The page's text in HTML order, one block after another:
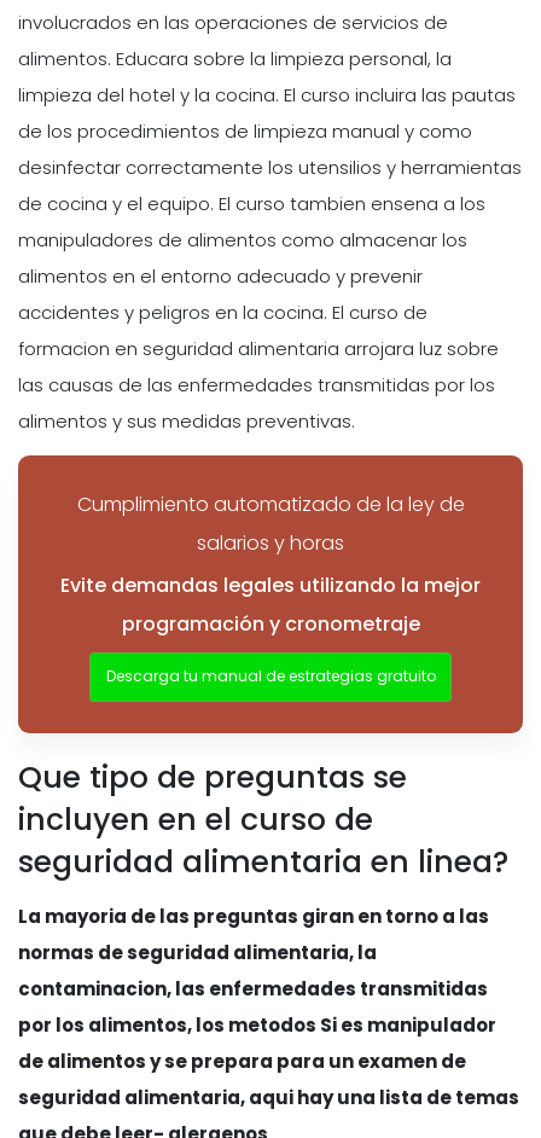
involucrados en las operaciones de servicios de
alimentos. Educara sobre la limpieza personal, la
limpieza del hotel y la cocina. El curso incluira las pautas
de los procedimientos de limpieza manual y como
desinfectar correctamente los utensilios y herramientas
de cocina y el equipo. El curso tambien ensena a los
manipuladores de alimentos como almacenar los
alimentos en el entorno adecuado y prevenir
accidentes y peligros en la cocina. El curso de
formacion en seguridad alimentaria arrojara luz sobre
las causas de las enfermedades transmitidas por los
alimentos y sus medidas preventivas.
Cumplimiento automatizado de la ley de
salarios y horas
Evite demandas legales utilizando la mejor
programación y cronometraje
Descarga tu manual de estrategias gratuito
Que tipo de preguntas se
incluyen en el curso de
seguridad alimentaria en linea?
La mayoria de las preguntas giran en torno a las
normas de seguridad alimentaria, la
contaminacion, las enfermedades transmitidas
por los alimentos, los metodos Si es manipulador
de alimentos y se prepara para un examen de
seguridad alimentaria, aqui hay una lista de temas